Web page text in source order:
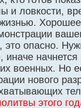
и ловкости,
опасно.
иначе
военных. Но
нового
этого